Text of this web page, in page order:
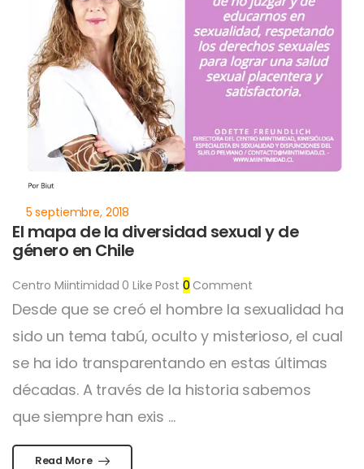
El mapa de la diversidad sexual y de
género en Chile
Centro Miintimidad 0 Like Post 0 Comment
Desde que se creó el hombre la sexualidad ha
sido un tema tabú, oculto y misterioso, el cual
se ha ido transparentando en estas últimas
décadas. A través de la historia sabemos
que siempre han exis ...
Read More